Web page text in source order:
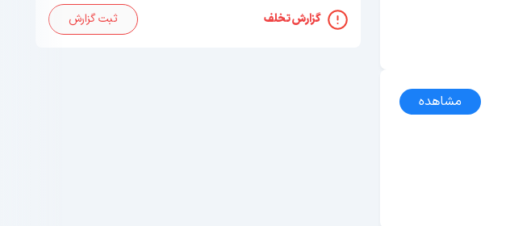
مشاهده
گزارش تخلف ثبت گزارش